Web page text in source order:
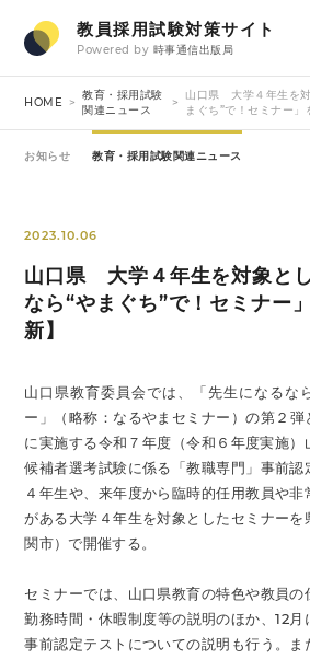
教員採用試験対策サイト
Powered by 時事通信出版局
HOME
教育・採用試験
関連ニュース
山口県 大学４年生を
まぐち”で！セミナー」
お知らせ 教育・採用試験関連ニュース
2023.10.06
山口県 大学４年生を対象と
なら“やまぐち”で！セミナー
新】
山口県教育委員会では、「先生になるな
ー」（略称：なるやまセミナー）の第２弾
に実施する令和７年度（令和６年度実施）
候補者選考試験に係る「教職専門」事前
４年生や、来年度から臨時的任用教員や
がある大学４年生を対象としたセミナー
関市）で開催する。
セミナーでは、山口県教育の特色や教員の
勤務時間・休暇制度等の説明のほか、12月
事前認定テストについての説明も行う。ま